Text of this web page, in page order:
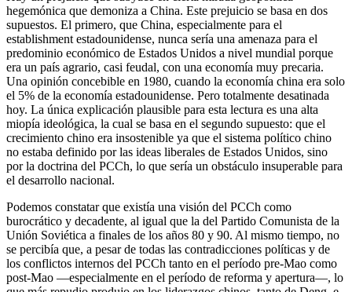
hegemónica que demoniza a China. Este prejuicio se basa en dos
supuestos. El primero, que China, especialmente para el
establishment estadounidense, nunca sería una amenaza para el
predominio económico de Estados Unidos a nivel mundial porque
era un país agrario, casi feudal, con una economía muy precaria.
Una opinión concebible en 1980, cuando la economía china era solo
el 5% de la economía estadounidense. Pero totalmente desatinada
hoy. La única explicación plausible para esta lectura es una alta
miopía ideológica, la cual se basa en el segundo supuesto: que el
crecimiento chino era insostenible ya que el sistema político chino
no estaba definido por las ideas liberales de Estados Unidos, sino
por la doctrina del PCCh, lo que sería un obstáculo insuperable para
el desarrollo nacional.
Podemos constatar que existía una visión del PCCh como
burocrático y decadente, al igual que la del Partido Comunista de la
Unión Soviética a finales de los años 80 y 90. Al mismo tiempo, no
se percibía que, a pesar de todas las contradicciones políticas y de
los conflictos internos del PCCh tanto en el período pre-Mao como
post-Mao —especialmente en el período de reforma y apertura—, lo